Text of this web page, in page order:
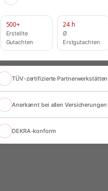
500+
Erstellte
Gutachten
24 h
Ø
Erstgutachten
TÜV-zertifizierte Partnerwerkstätten
Anerkannt bei allen Versicherungen
DEKRA-konform